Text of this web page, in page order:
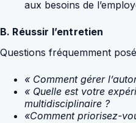
aux besoins de
B. Réussir l’entretien
Questions fréquemment
« Comment gérer
« Quelle est votre
multidisciplinaire ?
«Comment priorisez-